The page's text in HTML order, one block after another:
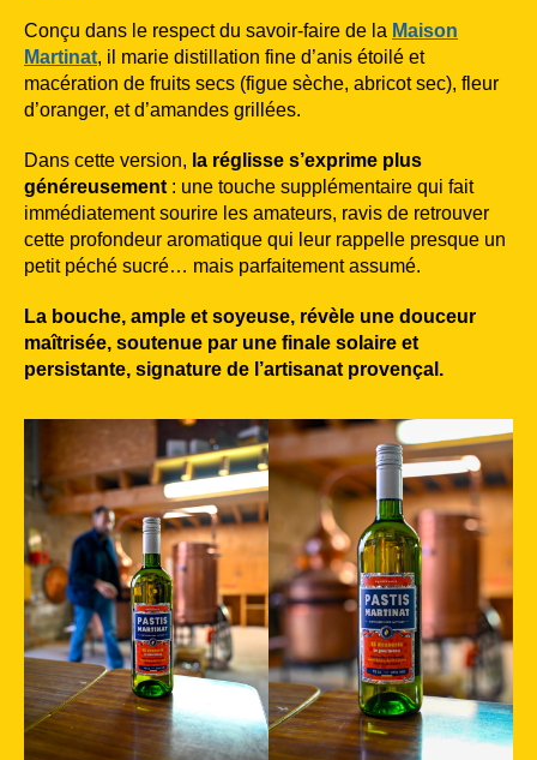
Conçu dans le respect du savoir-faire de la Maison
Martinat, il marie distillation fine d’anis étoilé et
macération de fruits secs (figue sèche, abricot sec), fleur
d’oranger, et d’amandes grillées.
Dans cette version, la réglisse s’exprime plus
généreusement : une touche supplémentaire qui fait
immédiatement sourire les amateurs, ravis de retrouver
cette profondeur aromatique qui leur rappelle presque un
petit péché sucré… mais parfaitement assumé.
La bouche, ample et soyeuse, révèle une douceur
maîtrisée, soutenue par une finale solaire et
persistante, signature de l’artisanat provençal.